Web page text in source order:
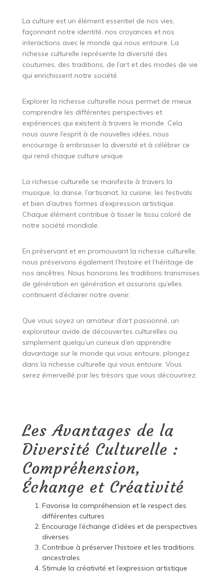
La culture est un élément essentiel de nos vies,
façonnant notre identité, nos croyances et nos
interactions avec le monde qui nous entoure. La
richesse culturelle représente la diversité des
coutumes, des traditions, de l’art et des modes de vie
qui enrichissent notre société.
Explorer la richesse culturelle nous permet de mieux
comprendre les différentes perspectives et
expériences qui existent à travers le monde. Cela
nous ouvre l’esprit à de nouvelles idées, nous
encourage à embrasser la diversité et à célébrer ce
qui rend chaque culture unique.
La richesse culturelle se manifeste à travers la
musique, la danse, l’artisanat, la cuisine, les festivals
et bien d’autres formes d’expression artistique.
Chaque élément contribue à tisser le tissu coloré de
notre société mondiale.
En préservant et en promouvant la richesse culturelle,
nous préservons également l’histoire et l’héritage de
nos ancêtres. Nous honorons les traditions transmises
de génération en génération et assurons qu’elles
continuent d’éclairer notre avenir.
Que vous soyez un amateur d’art passionné, un
explorateur avide de découvertes culturelles ou
simplement quelqu’un curieux d’en apprendre
davantage sur le monde qui vous entoure, plongez
dans la richesse culturelle qui vous entoure. Vous
serez émerveillé par les trésors que vous découvrirez.
Les Avantages de la
Diversité Culturelle :
Compréhension,
Échange et Créativité
Favorise la compréhension et le respect des
différentes cultures
Encourage l’échange d’idées et de perspectives
diverses
Contribue à préserver l’histoire et les traditions
ancestrales
Stimule la créativité et l’expression artistique